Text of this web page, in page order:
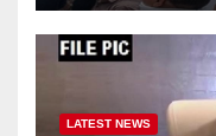
LATEST NEWS